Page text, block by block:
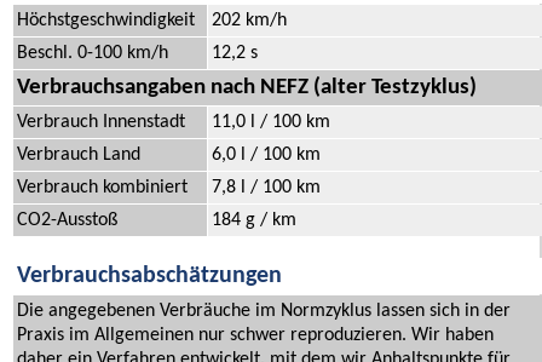
Höchstgeschwindigkeit
202 km/h
Beschl. 0-100 km/h
12,2 s
Verbrauchsangaben nach NEFZ (alter Testzyklus)
Verbrauch Innenstadt
11,0 l / 100 km
Verbrauch Land
6,0 l / 100 km
Verbrauch kombiniert
7,8 l / 100 km
CO2-Ausstoß
184 g / km
Verbrauchsabschätzungen
Die angegebenen Verbräuche im Normzyklus lassen sich in der
Praxis im Allgemeinen nur schwer reproduzieren. Wir haben